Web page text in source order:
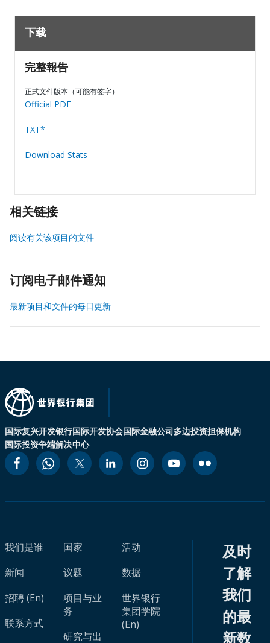
下载
完整報告
正式文件版本（可能有签字）
Official PDF
TXT*
Download Stats
相关链接
阅读有关该项目的文件
订阅电子邮件通知
最新项目和文件的每日更新
国际复兴开发银行国际开发协会国际金融公司多边投资担保机构
国际投资争端解决中心
我们是谁
新闻
招聘 (En)
联系方式
国家
议题
项目与业
务
研究与出
活动
数据
世界银行
集团学院
(En)
及时
了解
我们
的最
新数